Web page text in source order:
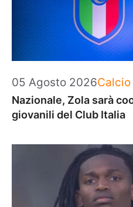
05 Agosto 2026Calcio
Nazionale, Zola sarà
giovanili del Club Italia